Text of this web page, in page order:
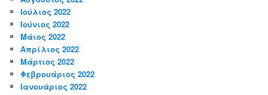
Ιούλιος 2022
Ιούνιος 2022
Μάιος 2022
Απρίλιος 2022
Μάρτιος 2022
Φεβρουάριος 2022
Ιανουάριος 2022